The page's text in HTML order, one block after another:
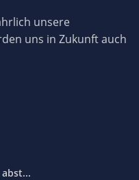
unsere
uns in Zukunft auch